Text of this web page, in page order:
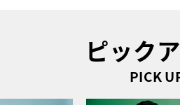
ピック
PICK